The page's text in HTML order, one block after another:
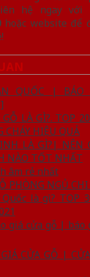
hệ ngay với
hoặc website để
QUỐC | BÁO
LÀ GÌ?. TOP
CHÁY HIỆU QUẢ
LÀ GÌ?| NÊN
NÀO TỐT NHẤT
âm rẻ nhất
PHÒNG NGỦ
là gì? TOP
giá cửa gỗ | báo
CỬA GỖ |